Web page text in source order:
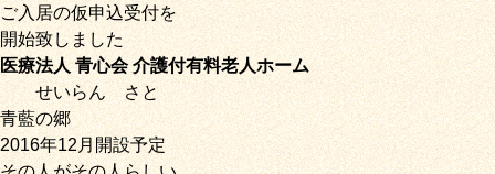
ご入居の仮申込受付を
開始致しました
医療法人 青心会 介護付有料老人ホーム
せいらんさと
青藍の郷
2016年12月開設予定